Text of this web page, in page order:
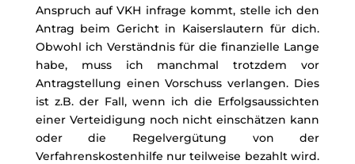
Anspruch auf VKH infrage kommt, stelle ich den
Antrag beim Gericht in Kaiserslautern für dich.
Obwohl ich Verständnis für die finanzielle Lange
habe, muss ich manchmal trotzdem vor
Antragstellung einen Vorschuss verlangen. Dies
ist z.B. der Fall, wenn ich die Erfolgsaussichten
einer Verteidigung noch nicht einschätzen kann
oder die Regelvergütung von der
Verfahrenskostenhilfe nur teilweise bezahlt wird.